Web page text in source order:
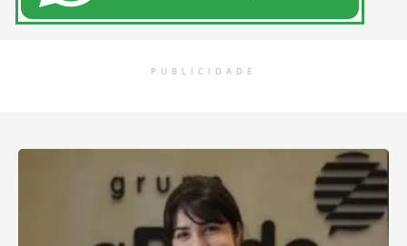
PUBLICIDADE